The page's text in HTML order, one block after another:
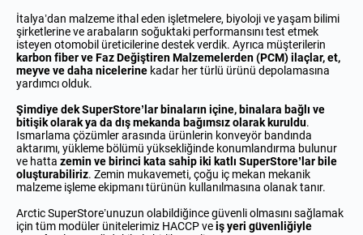
İtalya’dan malzeme ithal eden işletmelere, biyoloji ve yaşam bilimi
şirketlerine ve arabaların soğuktaki performansını test etmek
isteyen otomobil üreticilerine destek verdik. Ayrıca müşterilerin
karbon fiber ve Faz Değiştiren Malzemelerden (PCM) ilaçlar, et,
meyve ve daha nicelerine kadar her türlü ürünü depolamasına
yardımcı olduk.
Şimdiye dek SuperStore’lar binaların içine, binalara bağlı ve
bitişik olarak ya da dış mekanda bağımsız olarak kuruldu.
Ismarlama çözümler arasında ürünlerin konveyör bandında
aktarımı, yükleme bölümü yüksekliğinde konumlandırma bulunur
ve hatta zemin ve birinci kata sahip iki katlı SuperStore’lar bile
oluşturabiliriz. Zemin mukavemeti, çoğu iç mekan mekanik
malzeme işleme ekipmanı türünün kullanılmasına olanak tanır.
Arctic SuperStore’unuzun olabildiğince güvenli olmasını sağlamak
için tüm modüler ünitelerimiz HACCP veiş yeri güvenliğiyle